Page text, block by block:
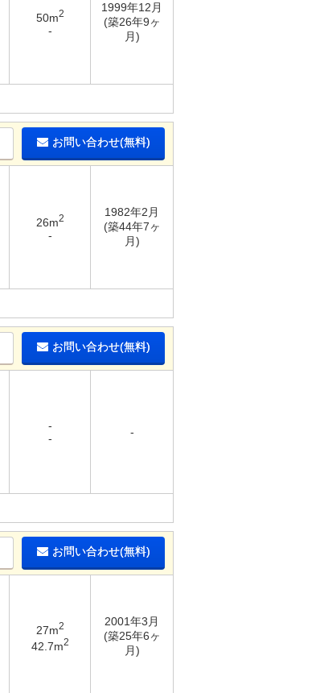
50m2
-
1999年12月
(築26年9ヶ
月)
お問い合わせ(無料)
26m2
-
1982年2月
(築44年7ヶ
月)
お問い合わせ(無料)
-
-
-
お問い合わせ(無料)
27m2
42.7m2
2001年3月
(築25年6ヶ
月)